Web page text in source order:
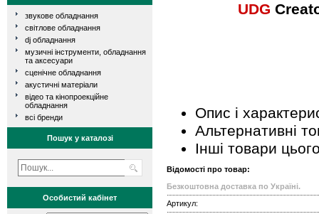
звукове обладнання
світлове обладнання
dj обладнання
музичні інструменти, обладнання
та аксесуари
сценічне обладнання
акустичні матеріали
відео та кінопроекційне
обладнання
всі бренди
Пошук у каталозі
Особистий кабінет
UDG
Опис і
Альтернативні
Інші товари
Відомості про товар:
Безкоштовна доставка по Україні.
Артикул: